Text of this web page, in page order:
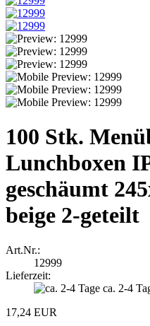
100 Stk.
Lunchboxen
geschäumt
beige 2-geteilt
Art.Nr.:
12999
Lieferzeit:
ca. 2-4
17,24 EUR